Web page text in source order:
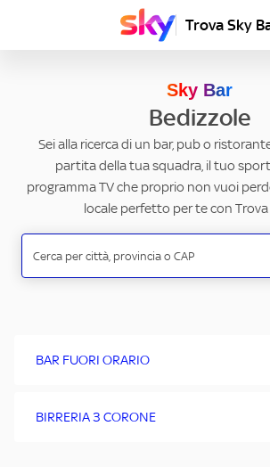
Trova Sky
Sky Bar
Bedizzole
Sei alla ricerca di un bar, pub o
partita della tua squadra, il tuo
programma TV che proprio non vuoi
locale perfetto per te con Trova
BAR FUORI ORARIO
BIRRERIA 3 CORONE